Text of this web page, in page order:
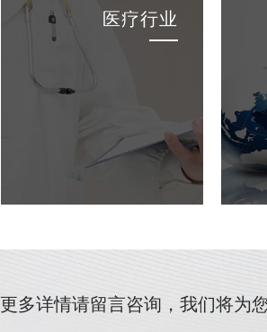
医疗行业
更多详情请留言咨询，我们将为